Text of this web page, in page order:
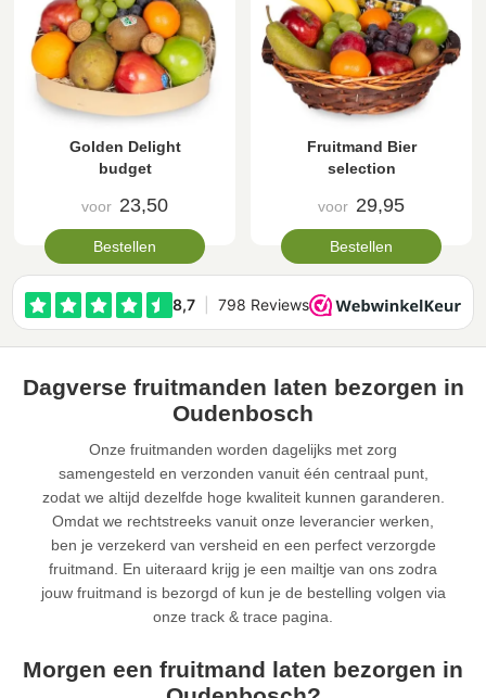
Golden Delight
budget
voor 23,50
Bestellen
Fruitmand Bier
selection
voor 29,95
Bestellen
Dagverse fruitmanden laten bezorgen in
Oudenbosch
Onze fruitmanden worden dagelijks met zorg
samengesteld en verzonden vanuit één centraal punt,
zodat we altijd dezelfde hoge kwaliteit kunnen garanderen.
Omdat we rechtstreeks vanuit onze leverancier werken,
ben je verzekerd van versheid en een perfect verzorgde
fruitmand. En uiteraard krijg je een mailtje van ons zodra
jouw fruitmand is bezorgd of kun je de bestelling volgen via
onze track & trace pagina.
Morgen een fruitmand laten bezorgen in